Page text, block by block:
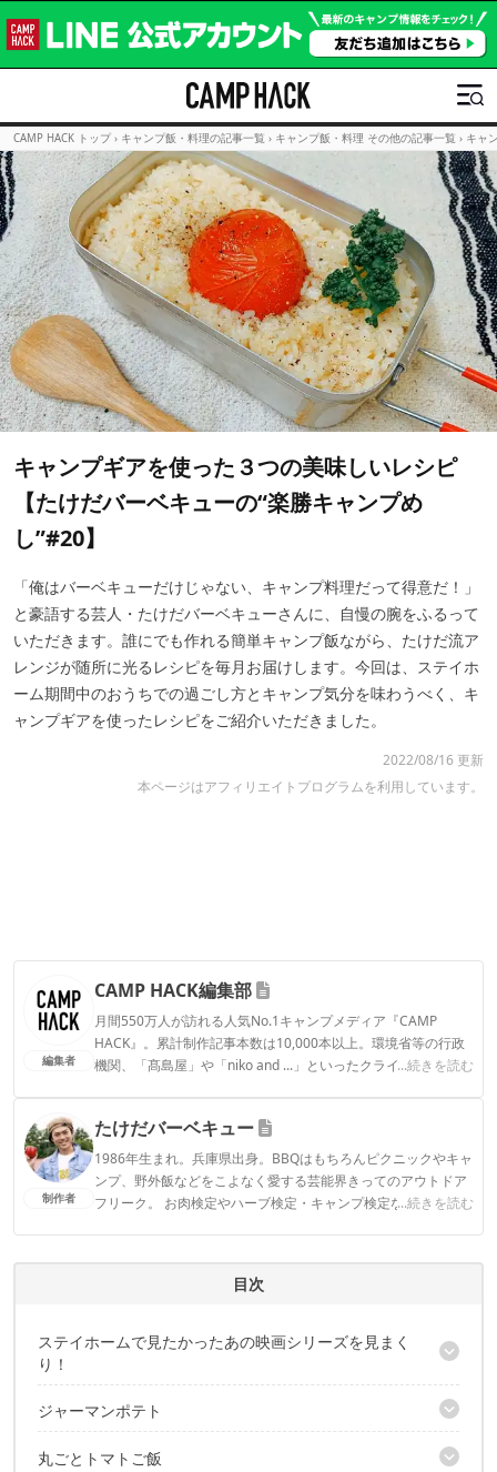
CAMP HACK トップ › キャンプ飯・料理の記事一覧 › キャンプ飯・料理 その他の記事一覧 › キャ
キャンプギアを使った３つの美味しいレシピ
【たけだバーベキューの“楽勝キャンプめ
し”#20】
「俺はバーベキューだけじゃない、キャンプ料理だって得意だ！」
と豪語する芸人・たけだバーベキューさんに、自慢の腕をふるって
いただきます。誰にでも作れる簡単キャンプ飯ながら、たけだ流ア
レンジが随所に光るレシピを毎月お届けします。今回は、ステイホ
ーム期間中のおうちでの過ごし方とキャンプ気分を味わうべく、キ
ャンプギアを使ったレシピをご紹介いただきました。
2022/08/16 更新
本ページはアフィリエイトプログラムを利用しています。
編集者
CAMP HACK編集部
月間550万人が訪れる人気No.1キャンプメディア『CAMP
HACK』。累計制作記事本数は10,000本以上。環境省等の行政
機関、「髙島屋」や「niko and ...」といったクライアントとの
...続きを読む
CAMP HACK編集部のプロフィール
制作者
たけだバーベキュー
1986年生まれ。兵庫県出身。BBQはもちろんピクニックやキャ
ンプ、野外飯などをこよなく愛する芸能界きってのアウトドア
フリーク。 お肉検定やハーブ検定・キャンプ検定などの資格も
イディアレシピ 』（池田書店）ほか、出版本の発行部数は累計
ト。
...続きを読む
目次
ステイホームで見たかったあの映画シリーズを見まく
り！
なぜキャンプ好きの方におすすめなのか？
ジャーマンポテト
材料
丸ごとトマトご飯